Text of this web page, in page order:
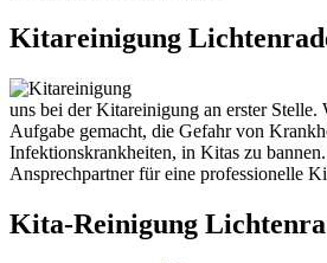
Kitareinigung
uns bei der Kitareinigung an erster Stelle.
Aufgabe gemacht, die Gefahr von
Infektionskrankheiten, in Kitas zu
Ansprechpartner für eine professionelle
Kita-Reinigung